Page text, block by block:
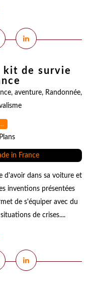
kit de survie
, aventure, Randonnée,
…
d'avoir dans sa voiture et
inventions présentées
de s'équiper avec du
de crises....